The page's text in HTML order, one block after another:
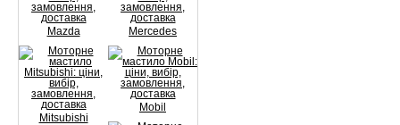
Mazda Mercedes
Mitsubishi
Mobil